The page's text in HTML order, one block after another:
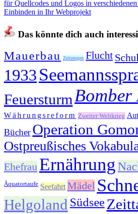
für Quellcodes und Logos in
Einbinden in Ihr Webprojekt
Das könnte dich auch
Mauerbau Zeitzeugen Flucht
1933
Feuersturm
Währungsreform Zweiter Weltkrieg
Bücher Operation
Ostpreußisches
Ehefrau Ernährung
Äquatortaufe Seefahrt Mädel
Helgoland Südsee